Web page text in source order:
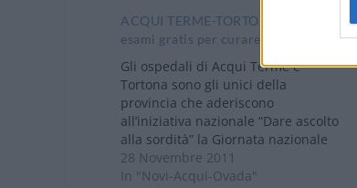
ACQUI TERME-TORTONA: Martedì
esami gratis per curare la sordità
Gli ospedali di Acqui Terme e
Tortona sono gli unici della
provincia che aderiscono
all’iniziativa nazionale “Dare ascolto
alla sordità” la Giornata nazionale
contro la sordità Sono otto milioni
le persone che in Italia soffrono di
28 Novembre 2011
In "Novi-Acqui-Ovada"